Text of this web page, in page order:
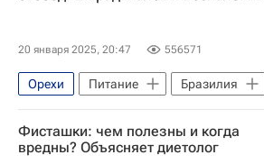
20 января 2025, 20:47 556571
Орехи Питание
Бразилия
Вьетнам
Здоровье - Общество
Гоа
Здоровый образ жизни (ЗОЖ)
Фисташки: чем полезны и когда
вредны? Объясняет диетолог